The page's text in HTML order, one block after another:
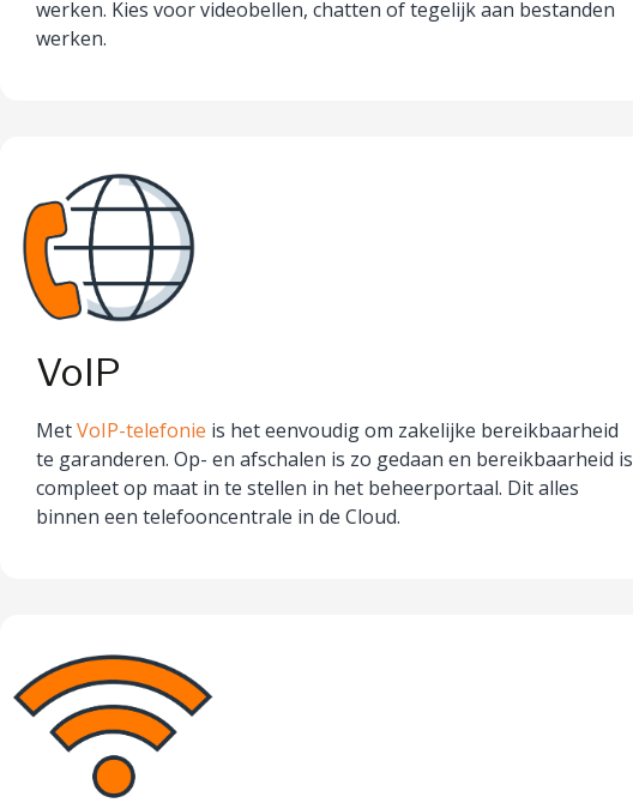
werken. Kies voor videobellen, chatten of tegelijk aan bestanden
werken.
VoIP
MetVoIP-telefonie is het eenvoudig om zakelijke bereikbaarheid
te garanderen. Op- en afschalen is zo gedaan en bereikbaarheid is
compleet op maat in te stellen in het beheerportaal. Dit alles
binnen een telefooncentrale in de Cloud.